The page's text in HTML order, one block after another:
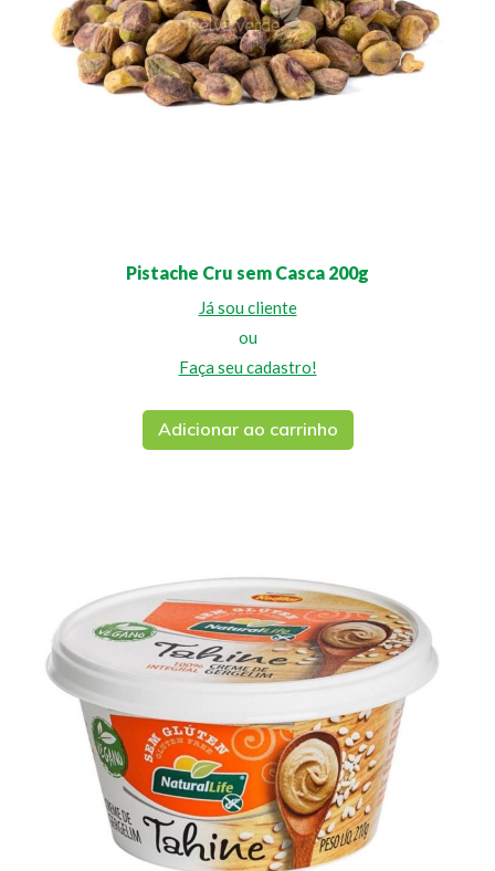
Pistache Cru sem Casca 200g
Já sou cliente
ou
Faça seu cadastro!
Adicionar ao carrinho